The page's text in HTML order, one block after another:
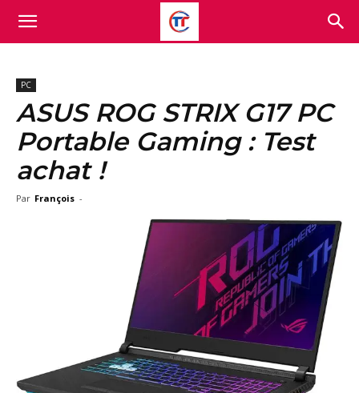
PC
ASUS ROG STRIX G17 PC
Portable Gaming : Test
achat !
Par François -